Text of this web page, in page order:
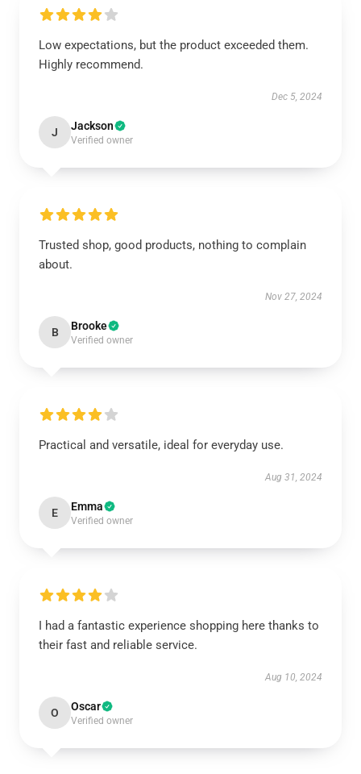
Low expectations, but the product exceeded them.
Highly recommend.
Dec 5, 2024
J Jackson
Verified owner
Trusted shop, good products, nothing to complain
about.
Nov 27, 2024
B Brooke
Verified owner
Practical and versatile, ideal for everyday use.
Aug 31, 2024
E Emma
Verified owner
I had a fantastic experience shopping here thanks to
their fast and reliable service.
Aug 10, 2024
O Oscar
Verified owner